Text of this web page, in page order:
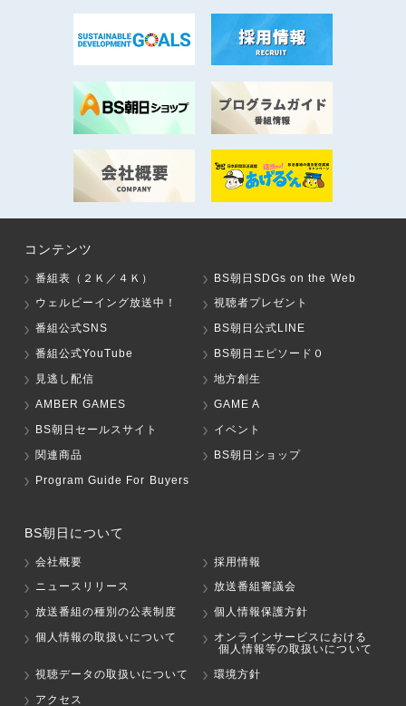
コンテンツ
番組表（２Ｋ／４Ｋ）
BS朝日SDGs on the Web
ウェルビーイング放送中！
視聴者プレゼント
番組公式SNS
BS朝日公式LINE
番組公式YouTube
BS朝日エピソード０
見逃し配信
地方創生
AMBER GAMES
GAME A
BS朝日セールスサイト
イベント
関連商品
BS朝日ショップ
Program Guide For Buyers
BS朝日について
会社概要
採用情報
ニュースリリース
放送番組審議会
放送番組の種別の公表制度
個人情報保護方針
個人情報の取扱いについて
オンラインサービスにおける
個人情報等の取扱いについて
視聴データの取扱いについて
環境方針
アクセス